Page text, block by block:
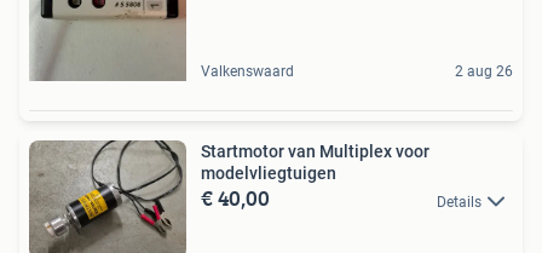
Valkenswaard 2 aug 26
Startmotor van Multiplex voor
modelvliegtuigen
€ 40,00 Details